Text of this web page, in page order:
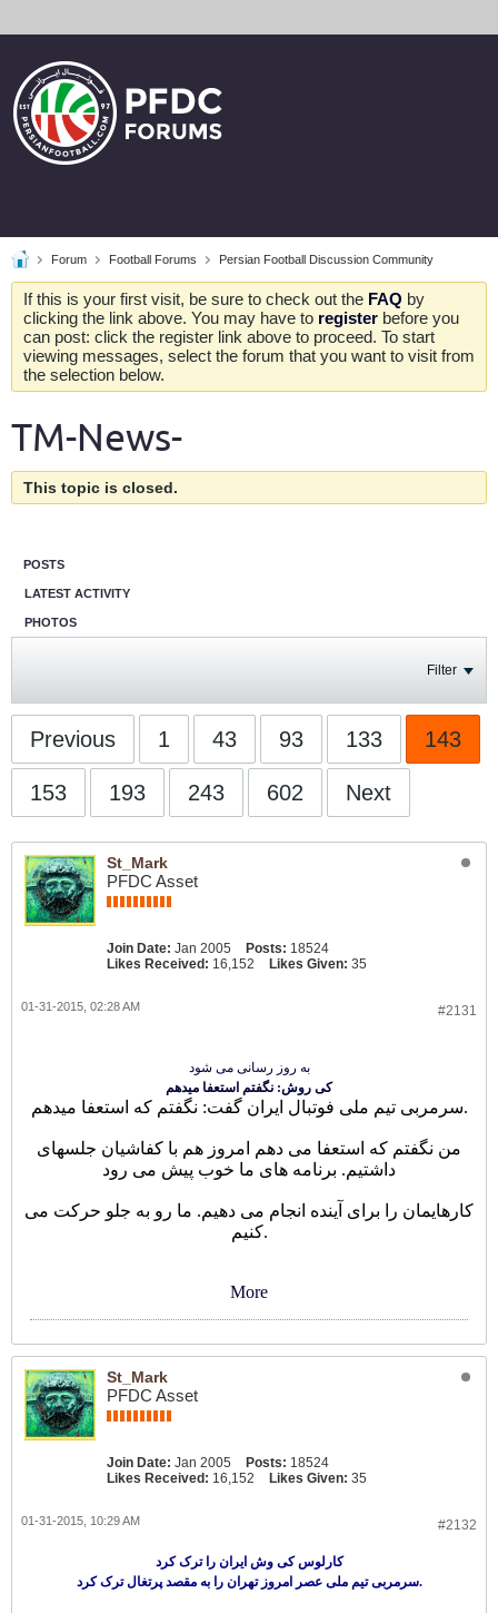
Forum Football Forums Persian Football Discussion Community
If this is your first visit, be sure to check out the FAQ by
clicking the link above. You may have to register before you
can post: click the register link above to proceed. To start
viewing messages, select the forum that you want to visit from
the selection below.
TM-News-
This topic is closed.
POSTS
LATEST ACTIVITY
PHOTOS
Filter
Previous 1 43 93 133 143
153 193 243 602 Next
St_Mark
PFDC Asset
Join Date: Jan 2005 Posts: 18524
Likes Received: 16,152 Likes Given: 35
#2131
01-31-2015, 02:28 AM
به روز رسانی می شود
کی روش: نگفتم استعفا میدهم
سرمربی تیم ملی فوتبال ایران گفت: نگفتم که استعفا میدهم.
من نگفتم که استعفا می دهم امروز هم با کفاشیان جلسهای
داشتیم. برنامه های ما خوب پیش می رود
کارهایمان را برای آینده انجام می دهیم. ما رو به جلو حرکت می
کنیم.
More
St_Mark
PFDC Asset
Join Date: Jan 2005 Posts: 18524
Likes Received: 16,152 Likes Given: 35
#2132
01-31-2015, 10:29 AM
کارلوس کی وش ایران را ترک کرد
سرمربی تیم ملی عصر امروز تهران را به مقصد پرتغال ترک کرد.